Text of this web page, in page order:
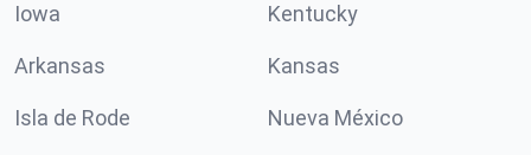
Iowa Kentucky
Arkansas Kansas
Isla de Rode Nueva México